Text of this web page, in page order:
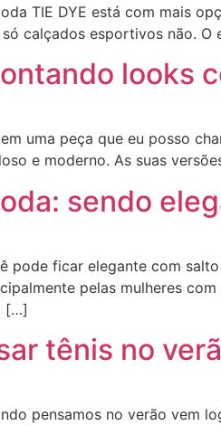
TIE DYE está com mais
só calçados esportivos não.
looks
uma peça que eu posso
e moderno. As suas
sendo
pode ficar elegante com
pelas mulheres
[…]
tênis no
pensamos no verão vem